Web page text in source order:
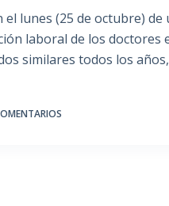
lunes (25 de octubre)
laboral de los doctores
similares todos los